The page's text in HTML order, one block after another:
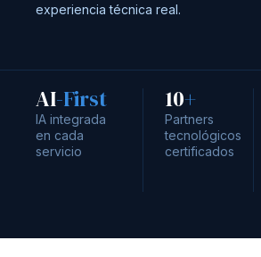
experiencia técnica real.
AI-First
IA integrada
en cada
servicio
10+
Partners
tecnológicos
certificados